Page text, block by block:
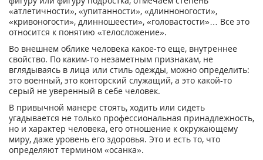
«атлетичности», «упитанности», «длинноногости»,
«кривоногости», длинношеести», «головастости»… Все это
относится к понятию «телосложение».
Во внешнем облике человека какое-то еще, внутреннее
свойство. По каким-то незаметным признакам, не
вглядываясь в лица или стиль одежды, можно определить:
это военный, это конторский служащий, а это какой-то
серый не уверенный в себе человек.
В привычной манере стоять, ходить или сидеть
угадывается не только профессиональная принадлежность,
но и характер человека, его отношение к окружающему
миру, даже уровень его здоровья. Это и есть то, что
определяют термином «осанка».